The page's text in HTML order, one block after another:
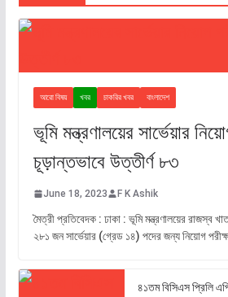
আরো বিষয় খবর চাকরির খবর বাংলাদেশ
ভূমি মন্ত্রণালয়ের সার্ভেয়ার
চূড়ান্তভাবে উত্তীর্ণ ৮৩
June 18, 2023 F K Ashik
মৈত্রী প্রতিবেদক : ঢাকা : ভূমি মন্ত্রণালয়ের রাজস্ব
২৮১ জন সার্ভেয়ার (গ্রেড ১৪) পদের জন্য নিয়োগ
৪১তম বিসিএস প্রিলি